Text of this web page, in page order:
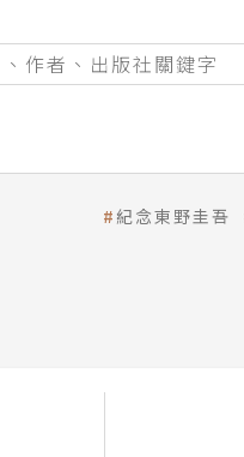
紀念東野圭吾